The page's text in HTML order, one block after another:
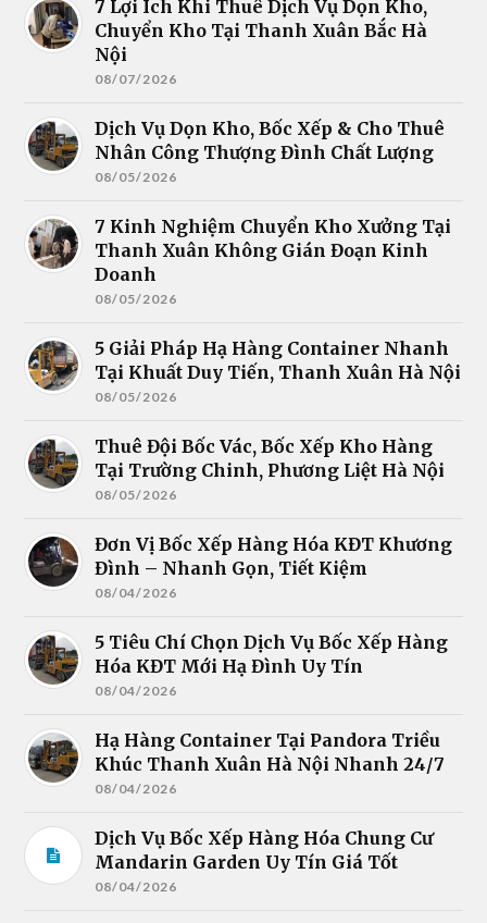
7 Lợi Ích Khi Thuê Dịch Vụ Dọn Kho,
Chuyển Kho Tại Thanh Xuân Bắc Hà
Nội
08/07/2026
Dịch Vụ Dọn Kho, Bốc Xếp & Cho Thuê
Nhân Công Thượng Đình Chất Lượng
08/05/2026
7 Kinh Nghiệm Chuyển Kho Xưởng Tại
Thanh Xuân Không Gián Đoạn Kinh
Doanh
08/05/2026
5 Giải Pháp Hạ Hàng Container Nhanh
Tại Khuất Duy Tiến, Thanh Xuân Hà Nội
08/05/2026
Thuê Đội Bốc Vác, Bốc Xếp Kho Hàng
Tại Trường Chinh, Phương Liệt Hà Nội
08/05/2026
Đơn Vị Bốc Xếp Hàng Hóa KĐT Khương
Đình – Nhanh Gọn, Tiết Kiệm
08/04/2026
5 Tiêu Chí Chọn Dịch Vụ Bốc Xếp Hàng
Hóa KĐT Mới Hạ Đình Uy Tín
08/04/2026
Hạ Hàng Container Tại Pandora Triều
Khúc Thanh Xuân Hà Nội Nhanh 24/7
08/04/2026
Dịch Vụ Bốc Xếp Hàng Hóa Chung Cư
Mandarin Garden Uy Tín Giá Tốt
08/04/2026